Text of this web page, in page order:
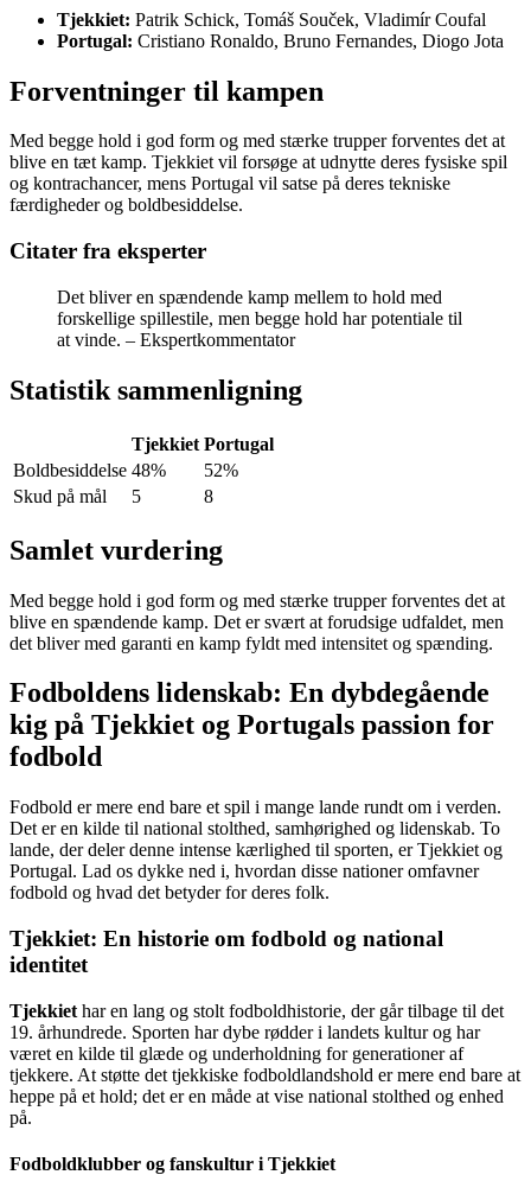
Tjekkiet: Patrik Schick, Tomáš Souček, Vladimír Coufal
Portugal: Cristiano Ronaldo, Bruno Fernandes, Diogo Jota
Forventninger til kampen
Med begge hold i god form og med stærke trupper forventes det at
blive en tæt kamp. Tjekkiet vil forsøge at udnytte deres fysiske spil
og kontrachancer, mens Portugal vil satse på deres tekniske
færdigheder og boldbesiddelse.
Citater fra eksperter
Det bliver en spændende kamp mellem to hold med
forskellige spillestile, men begge hold har potentiale til
at vinde. – Ekspertkommentator
Statistik sammenligning
Tjekkiet Portugal
Boldbesiddelse 48%
52%
Skud på mål
5 8
Samlet vurdering
Med begge hold i god form og med stærke trupper forventes det at
blive en spændende kamp. Det er svært at forudsige udfaldet, men
det bliver med garanti en kamp fyldt med intensitet og spænding.
Fodboldens lidenskab: En dybdegående
kig på Tjekkiet og Portugals passion for
fodbold
Fodbold er mere end bare et spil i mange lande rundt om i verden.
Det er en kilde til national stolthed, samhørighed og lidenskab. To
lande, der deler denne intense kærlighed til sporten, er Tjekkiet og
Portugal. Lad os dykke ned i, hvordan disse nationer omfavner
fodbold og hvad det betyder for deres folk.
Tjekkiet: En historie om fodbold og national
identitet
Tjekkiet har en lang og stolt fodboldhistorie, der går tilbage til det
19. århundrede. Sporten har dybe rødder i landets kultur og har
været en kilde til glæde og underholdning for generationer af
tjekkere. At støtte det tjekkiske fodboldlandshold er mere end bare at
heppe på et hold; det er en måde at vise national stolthed og enhed
på.
Fodboldklubber og fanskultur i Tjekkiet